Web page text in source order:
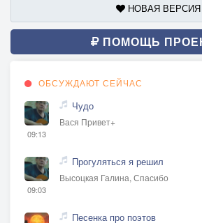
НОВАЯ ВЕРСИЯ
ПОМОЩЬ
ОБСУЖДАЮТ СЕЙЧАС
09:13
Чудо
Вася Привет+
09:03
Прогуляться я решил
Высоцкая Галина, Спасибо
Песенка про поэтов